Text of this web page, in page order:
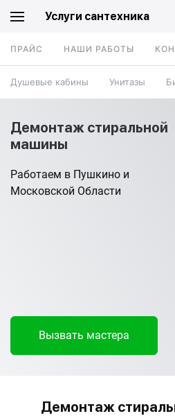
Услуги сантехника
ПРАЙС НАШИ РАБОТЫ
Душевые кабины Унитазы
Демонтаж стиральной
машины
Работаем в Пушкино и
Московской Области
Вызвать мастера
Демонтаж